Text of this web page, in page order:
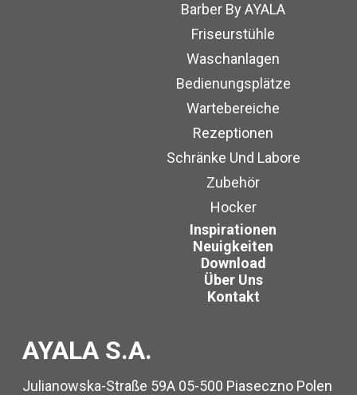
Barber By AYALA
Friseurstühle
Waschanlagen
Bedienungsplätze
Wartebereiche
Rezeptionen
Schränke Und Labore
Zubehör
Hocker
Inspirationen
Neuigkeiten
Download
Über Uns
Kontakt
AYALA S.A.
Julianowska-Straße 59A 05-500 Piaseczno Polen